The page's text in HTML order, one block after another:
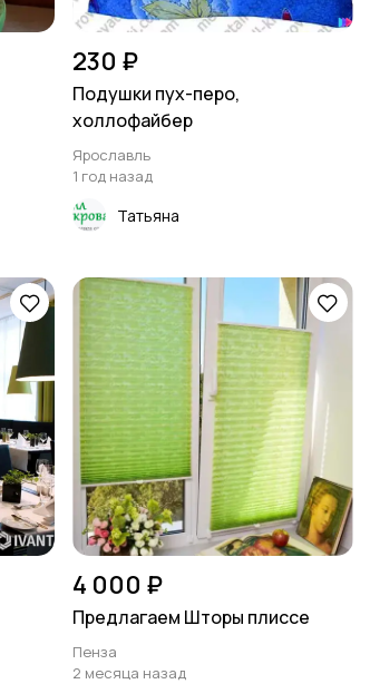
230 ₽
Подушки пух-перо,
холлофайбер
Ярославль
1 год назад
Татьяна
4 000 ₽
Предлагаем Шторы плиссе
Пенза
2 месяца назад